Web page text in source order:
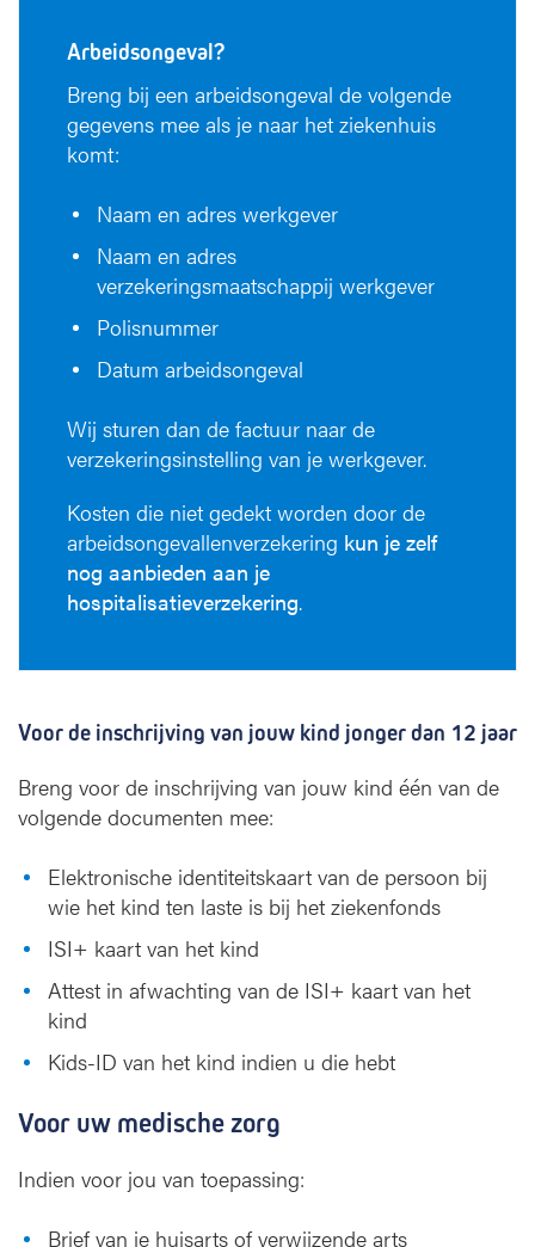
Arbeidsongeval?
Breng bij een arbeidsongeval de volgende
gegevens mee als je naar het ziekenhuis
komt:
Naam en adres werkgever
Naam en adres
verzekeringsmaatschappij werkgever
Polisnummer
Datum arbeidsongeval
Wij sturen dan de factuur naar de
verzekeringsinstelling van je werkgever.
Kosten die niet gedekt worden door de
arbeidsongevallenverzekering kun je zelf
nog aanbieden aan je
hospitalisatieverzekering.
Voor de inschrijving van jouw kind jonger dan 12 jaar
Breng voor de inschrijving van jouw kind één van de
volgende documenten mee:
Elektronische identiteitskaart van de persoon bij
wie het kind ten laste is bij het ziekenfonds
ISI+ kaart van het kind
Attest in afwachting van de ISI+ kaart van het
kind
Kids-ID van het kind indien u die hebt
Voor uw medische zorg
Indien voor jou van toepassing:
Brief van je huisarts of verwijzende arts